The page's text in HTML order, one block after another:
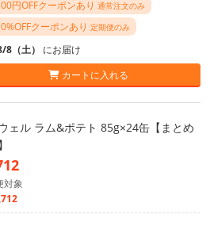
円OFFクーポンあり 通常注文のみ
クーポンあり 定期便のみ
8（土） にお届け
カートに入れる
ェル ラム&ポテト 85g×24缶【まとめ
対象